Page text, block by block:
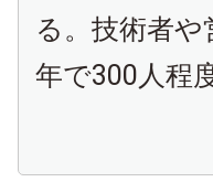
る。技術者
年で300人程